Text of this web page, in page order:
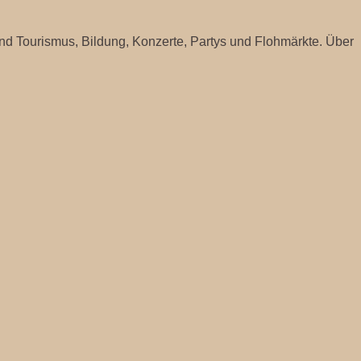
Tourismus, Bildung, Konzerte, Partys und Flohmärkte. Über